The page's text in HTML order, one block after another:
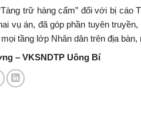
trữ hàng cấm” đối với bị cáo
vụ án, đã góp phần tuyên
tầng lớp Nhân dân trên địa
– VKSNDTP Uông Bí